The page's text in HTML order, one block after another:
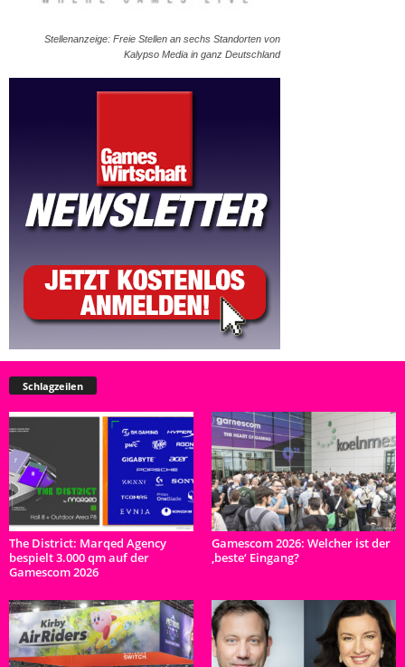
Stellenanzeige: Freie Stellen an sechs Standorten von
Kalypso Media in ganz Deutschland
Schlagzeilen
The District: Marqed Agency
bespielt 3.000 qm auf der
Gamescom 2026
Gamescom 2026: Welcher ist der
‚beste‘ Eingang?